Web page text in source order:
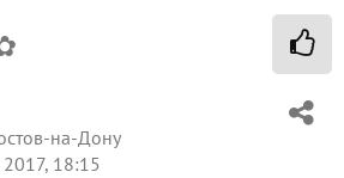
на-Дону
18:15